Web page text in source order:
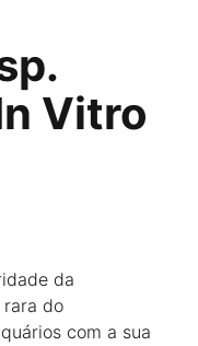
Vitro
da
rara do
com a sua